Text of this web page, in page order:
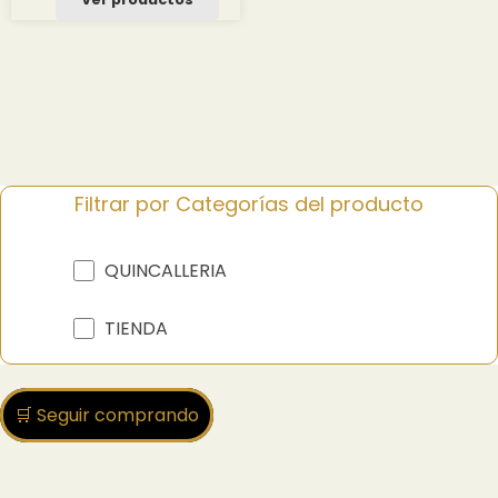
Filtrar por Categorías del producto
QUINCALLERIA
TIENDA
🛒 Seguir comprando